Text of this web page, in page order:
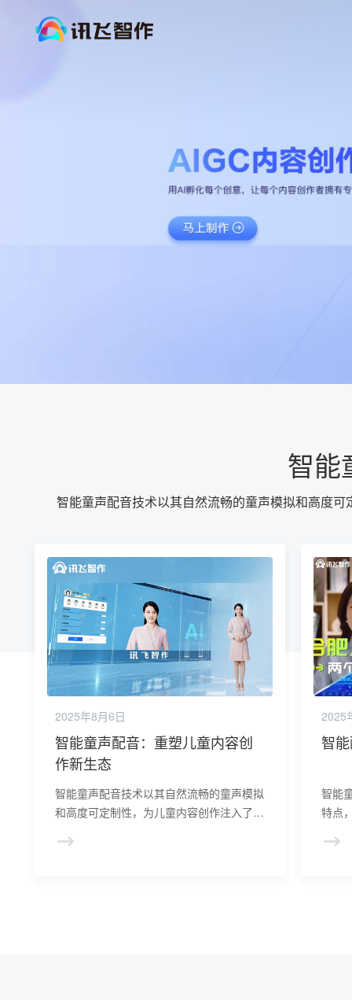
智能
智能童声配音技术以其自然流畅的童声模拟和高度
2025年8月6日
智能童声配音：重塑儿童内容创
作新生态
智能童声配音技术以其自然流畅的童声模拟
和高度可定制性，为儿童内容创作注入了新
活，为听众带来了更加沉浸式的听觉体验。
2025
智
智能
特点
效